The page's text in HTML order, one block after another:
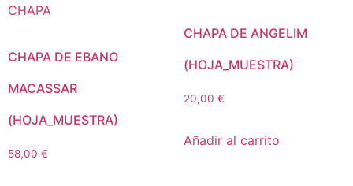
CHAPA DE EBANO
MACASSAR
(HOJA_MUESTRA)
58,00 €
CHAPA DE ANGELIM
(HOJA_MUESTRA)
20,00 €
Añadir al carrito